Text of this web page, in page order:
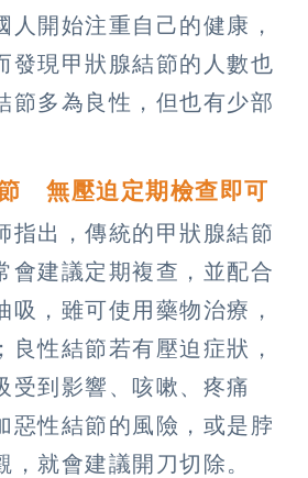
人開始注重自己的健康，
發現甲狀腺結節的人數也
節多為良性，但也有少部
無壓迫定期檢查即可
指出，傳統的甲狀腺結節
會建議定期複查，並配合
吸，雖可使用藥物治療，
良性結節若有壓迫症狀，
受到影響、咳嗽、疼痛
惡性結節的風險，或是脖
，就會建議開刀切除。